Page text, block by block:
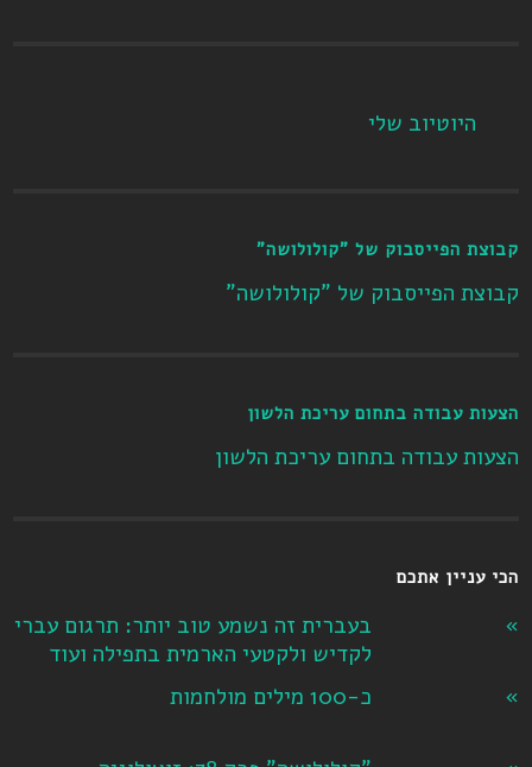
היוטיוב שלי
קבוצת הפייסבוק של "קולולושה"
קבוצת הפייסבוק של "קולולושה"
הצעות עבודה בתחום עריכת הלשון
הצעות עבודה בתחום עריכת הלשון
הכי עניין אתכם
בעברית זה נשמע טוב יותר: תרגום עברי
לקדיש ולקטעי הארמית בתפילה ועוד
כ-100 מילים מולחמות